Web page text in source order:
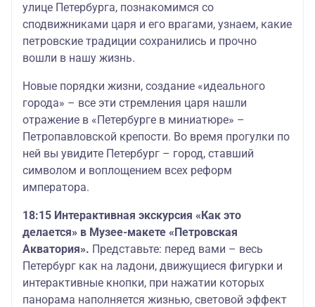
улице Петербурга, познакомимся со
сподвижниками царя и его врагами, узнаем, какие
петровские традиции сохранились и прочно
вошли в нашу жизнь.
Новые порядки жизни, создание «идеального
города» – все эти стремления царя нашли
отражение в «Петербурге в миниатюре» –
Петропавловской крепости. Во время прогулки по
ней вы увидите Петербург – город, ставший
символом и воплощением всех реформ
императора.
18:15 Интерактивная экскурсия «Как это
делается» в Музее-макете «Петровская
Акватория». Представьте: перед вами – весь
Петербург как на ладони, движущиеся фигурки и
интерактивные кнопки, при нажатии которых
панорама наполняется жизнью, световой эффект